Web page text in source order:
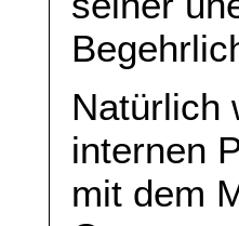
Natürlich
internen
mit dem